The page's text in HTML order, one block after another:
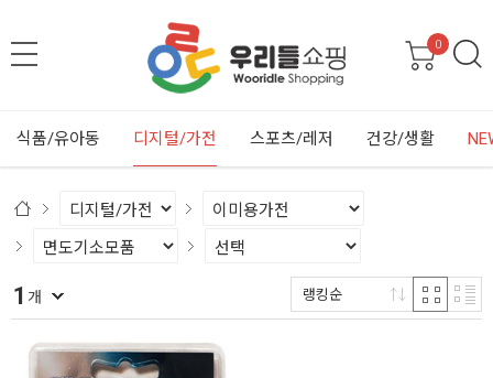
0
식품/유아동 디지털/가전 스포츠/레저 건강/생활
1 개 랭킹순